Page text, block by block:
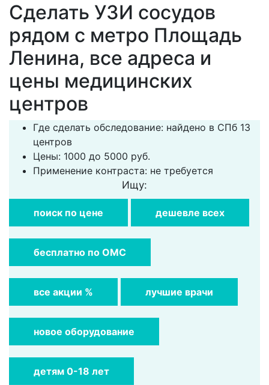
Сделать УЗИ сосудов
рядом с метро Площадь
Ленина, все адреса и
цены медицинских
центров
Где сделать обследование: найдено в СПб 13
центров
Цены: 1000 до 5000 руб.
Применение контраста: не требуется
Ищу:
поиск по цене дешевле всех
бесплатно по ОМС
все акции % лучшие врачи
новое оборудование
детям 0-18 лет